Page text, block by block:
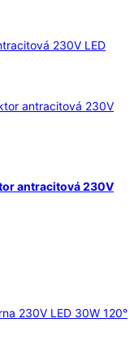
antracitová 230V